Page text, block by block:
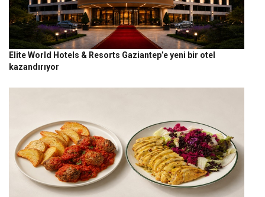
Elite World Hotels & Resorts Gaziantep’e yeni bir otel
kazandırıyor